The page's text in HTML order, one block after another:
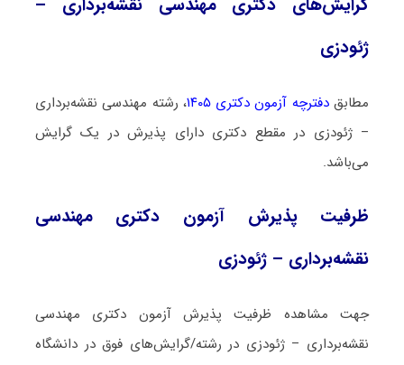
گرایش‌های دکتری مهندسی نقشه‌برداری –
ژئودزی
مطابقدفترچه آزمون دکتری ۱۴۰۵
، رشته مهندسی نقشه‌برداری
– ژئودزی در مقطع دکتری دارای پذیرش در یک گرایش
می‌باشد.
ظرفیت پذیرش آزمون دکتری مهندسی
نقشه‌برداری – ژئودزی
جهت مشاهده ظرفیت پذیرش آزمون دکتری مهندسی
نقشه‌برداری – ژئودزی در رشته/گرایش‌های فوق در دانشگاه